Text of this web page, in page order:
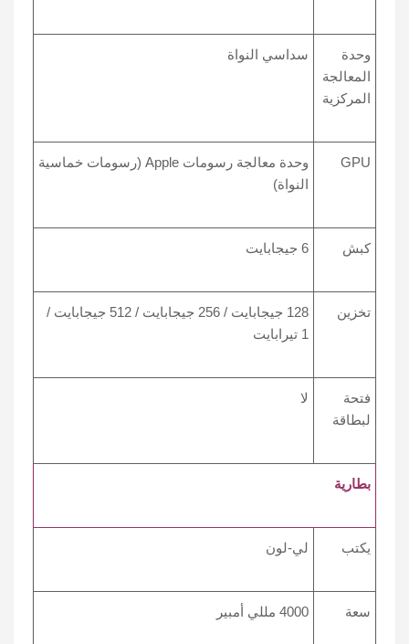
وحدة
المعالجة
المركزية
سداسي النواة
GPU
وحدة معالجة رسومات Apple (رسومات خماسية
النواة)
كبش 6 جيجابايت
تخزين
128 جيجابايت / 256 جيجابايت / 512 جيجابايت /
1 تيرابايت
فتحة
لبطاقة
لا
بطارية
يكتب لي-لون
سعة 4000 مللي أمبير